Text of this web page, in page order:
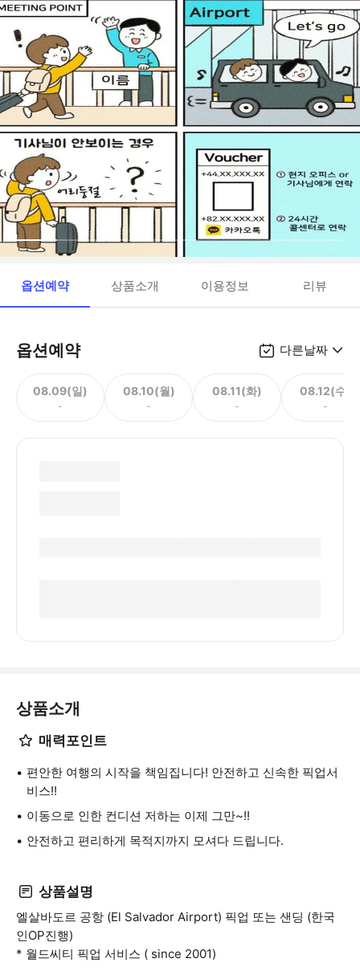
옵션예약 상품소개 이용정보 리뷰
옵션예약 다른날짜
08.09(일)
-
08.10(월)
-
08.11(화)
-
08.12(수)
-
상품소개
매력포인트
편안한 여행의 시작을 책임집니다! 안전하고 신속한 픽업서
비스!!
이동으로 인한 컨디션 저하는 이제 그만~!!
안전하고 편리하게 목적지까지 모셔다 드립니다.
상품설명
엘살바도르 공항 (El Salvador Airport) 픽업 또는 샌딩 (한국
인OP진행)
* 월드씨티 픽업 서비스 ( since 2001)